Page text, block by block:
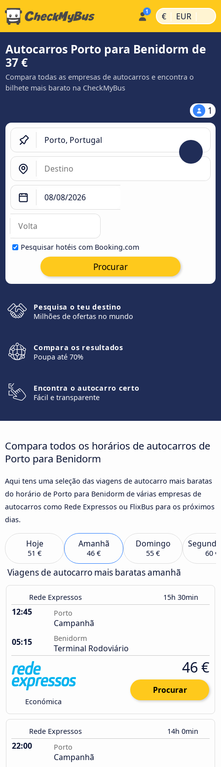
€ | EUR |
Autocarros Porto para Benidorm de
37 €
Compara todas as empresas de autocarros e encontra o
bilhete mais barato na CheckMyBus
1
Pesquisar hotéis com Booking.com
Procurar
Pesquisa o teu destino
Milhões de ofertas no mundo
Compara os resultados
Poupa até 70%
Encontra o autocarro certo
Fácil e transparente
Compara todos os horários de autocarros de
Porto para Benidorm
Aqui tens uma seleção das viagens de autocarro mais baratas
do horário de Porto para Benidorm de várias empresas de
autocarros como Rede Expressos ou FlixBus para os próximos
dias.
Hoje
51 €
Amanhã
46 €
Domingo
55 € 60 €
Viagens de autocarro mais baratas amanhã
Rede Expressos 15h 30min
12:45 Porto
Campanhã
05:15
Benidorm
Terminal Rodoviário
Económica
46 €
Procurar
Rede Expressos 14h 0min
22:00 Porto
Campanhã